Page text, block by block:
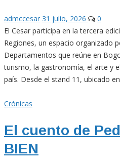
admccesar 31 julio, 2026
0
El Cesar participa en la tercera
Regiones, un espacio organizado
Departamentos que reúne en
turismo, la gastronomía, el arte y
país. Desde el stand 11, ubicado
Crónicas
El cuento de
BIEN